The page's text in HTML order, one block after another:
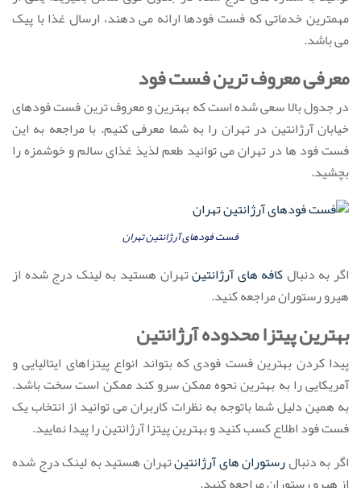
مهمترین خدماتی که فست فودها ارائه می دهند، ارسال غذا با پیک
می باشد.
معرفی معروف ترین فست فود
در جدول بالا سعی شده است که بهترین و معروف ترین فست فودهای
خیابان آرژانتین در تهران را به شما معرفی کنیم. با مراجعه به این
فست فود ها در تهران می توانید طعم لذیذ غذای سالم و خوشمزه را
بچشید.
فست فودهای آرژانتین تهران
اگر به دنبالکافه های آرژانتینتهران هستید به لینک درج شده از
هیرو رستوران مراجعه کنید.
بهترین پیتزا محدوده آرژانتین
پیدا کردن بهترین فست فودی که بتواند انواع پیتزاهای ایتالیایی و
آمریکایی را به بهترین نحوه ممکن سرو کند ممکن است سخت باشد.
به همین دلیل شما باتوجه به نظرات کاربران می توانید از انتخاب یک
فست فود اطلاع کسب کنید و بهترین پیتزا آرژانتین را پیدا نمایید.
اگر به دنبالرستوران های آرژانتینتهران هستید به لینک درج شده